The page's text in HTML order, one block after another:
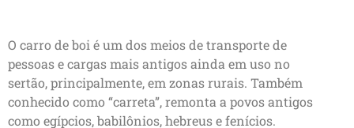
O carro de boi é um dos meios de transporte de
pessoas e cargas mais antigos ainda em uso no
sertão, principalmente, em zonas rurais. Também
conhecido como “carreta”, remonta a povos antigos
como egípcios, babilônios, hebreus e fenícios.